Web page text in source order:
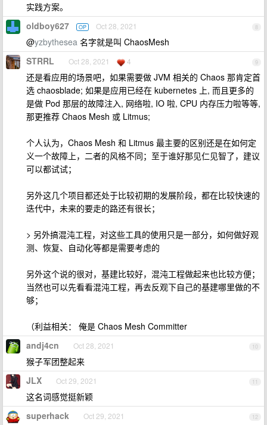
实践方案。
8
oldboy627 OP Oct 28, 2021
@yzbythesea 名字就是叫 ChaosMesh
9
STRRL Oct 28, 2021 4
还是看应用的场景吧，如果需要做 JVM 相关的 Chaos 那肯定首
选 chaosblade; 如果是应用已经在 kubernetes 上, 而且更多的
是做 Pod 那层的故障注入, 网络啦, IO 啦, CPU 内存压力啦等等,
那更推荐 Chaos Mesh 或 Litmus;
个人认为，Chaos Mesh 和 Litmus 最主要的区别还是在如何定
义一个故障上，二者的风格不同；至于谁好那见仁见智了，建议
可以都试试；
另外这几个项目都还处于比较初期的发展阶段，都在比较快速的
迭代中，未来的要走的路还有很长；
> 另外搞混沌工程，对这些工具的使用只是一部分，如何做好观
测、恢复、自动化等都是需要考虑的
另外这个说的很对，基建比较好，混沌工程做起来也比较方便；
当然也可以先看看混沌工程，再去反观下自己的基建哪里做的不
够；
（利益相关： 俺是 Chaos Mesh Committer
10
andj4cn Oct 28, 2021
猴子军团整起来
11
JLX Oct 29, 2021
这名词感觉挺新颖
12
superhack Oct 29, 2021